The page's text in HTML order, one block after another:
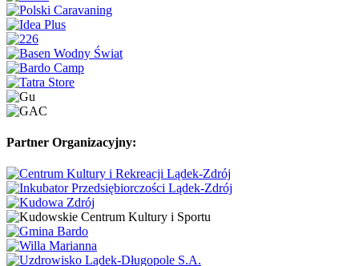
Partner Organizacyjny: